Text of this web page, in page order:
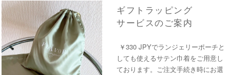
ギフトラッピング
サービスのご案内
￥330 JPYでランジェリーポーチと
しても使えるサテン巾着をご用意し
ております。ご注文手続き時にお選